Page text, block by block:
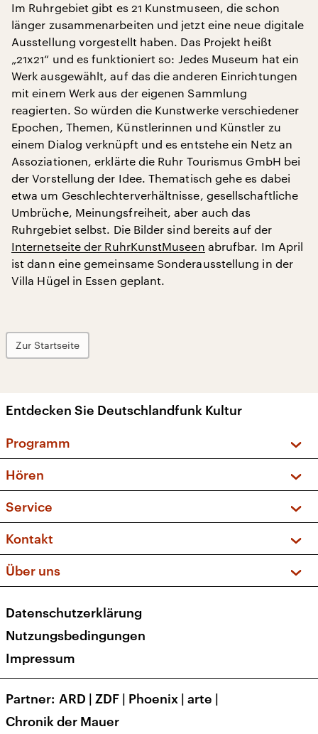
Im Ruhrgebiet gibt es 21 Kunstmuseen, die schon
länger zusammenarbeiten und jetzt eine neue digitale
Ausstellung vorgestellt haben. Das Projekt heißt
„21x21“ und es funktioniert so: Jedes Museum hat ein
Werk ausgewählt, auf das die anderen Einrichtungen
mit einem Werk aus der eigenen Sammlung
reagierten. So würden die Kunstwerke verschiedener
Epochen, Themen, Künstlerinnen und Künstler zu
einem Dialog verknüpft und es entstehe ein Netz an
Assoziationen, erklärte die Ruhr Tourismus GmbH bei
der Vorstellung der Idee. Thematisch gehe es dabei
etwa um Geschlechterverhältnisse, gesellschaftliche
Umbrüche, Meinungsfreiheit, aber auch das
Ruhrgebiet selbst. Die Bilder sind bereits auf der
Internetseite der RuhrKunstMuseen abrufbar. Im April
ist dann eine gemeinsame Sonderausstellung in der
Villa Hügel in Essen geplant.
Zur Startseite
Entdecken Sie Deutschlandfunk Kultur
Programm
Sendungen und Podcasts
Musikliste
Kakadu – Das Kinderprogramm
Hören
Frequenzen (UKW + DAB+)
Service
FAQ
Apps
Newsletter
Veranstaltungen
Kontakt
Social Media
Über uns
Presse
Karriere
Transparenz
Datenschutzerklärung
Nutzungsbedingungen
Impressum
Partner ARD | ZDF | Phoenix | arte |
Chronik der Mauer